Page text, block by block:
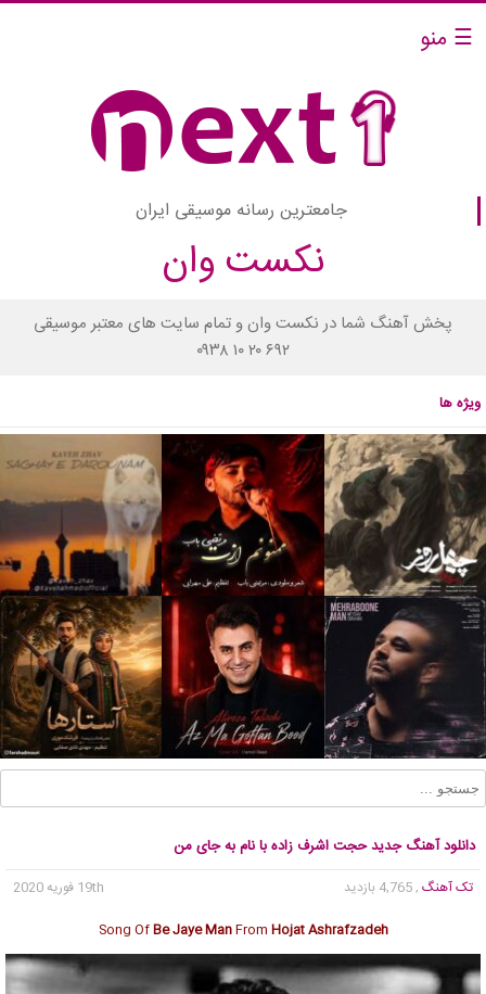
☰ منو
جامعترین رسانه موسیقی ایران
نکست وان
پخش آهنگ شما در نکست وان و تمام سایت های معتبر موسیقی
۰۹۳۸ ۱۰ ۲۰ ۶۹۲
ویژه ها
دانلود آهنگ جدید حجت اشرف زاده با نام به جای من
تک آهنگ , 4,765 بازدید
19th فوریه 2020
Song OfBe Jaye ManFrom Hojat Ashrafzadeh